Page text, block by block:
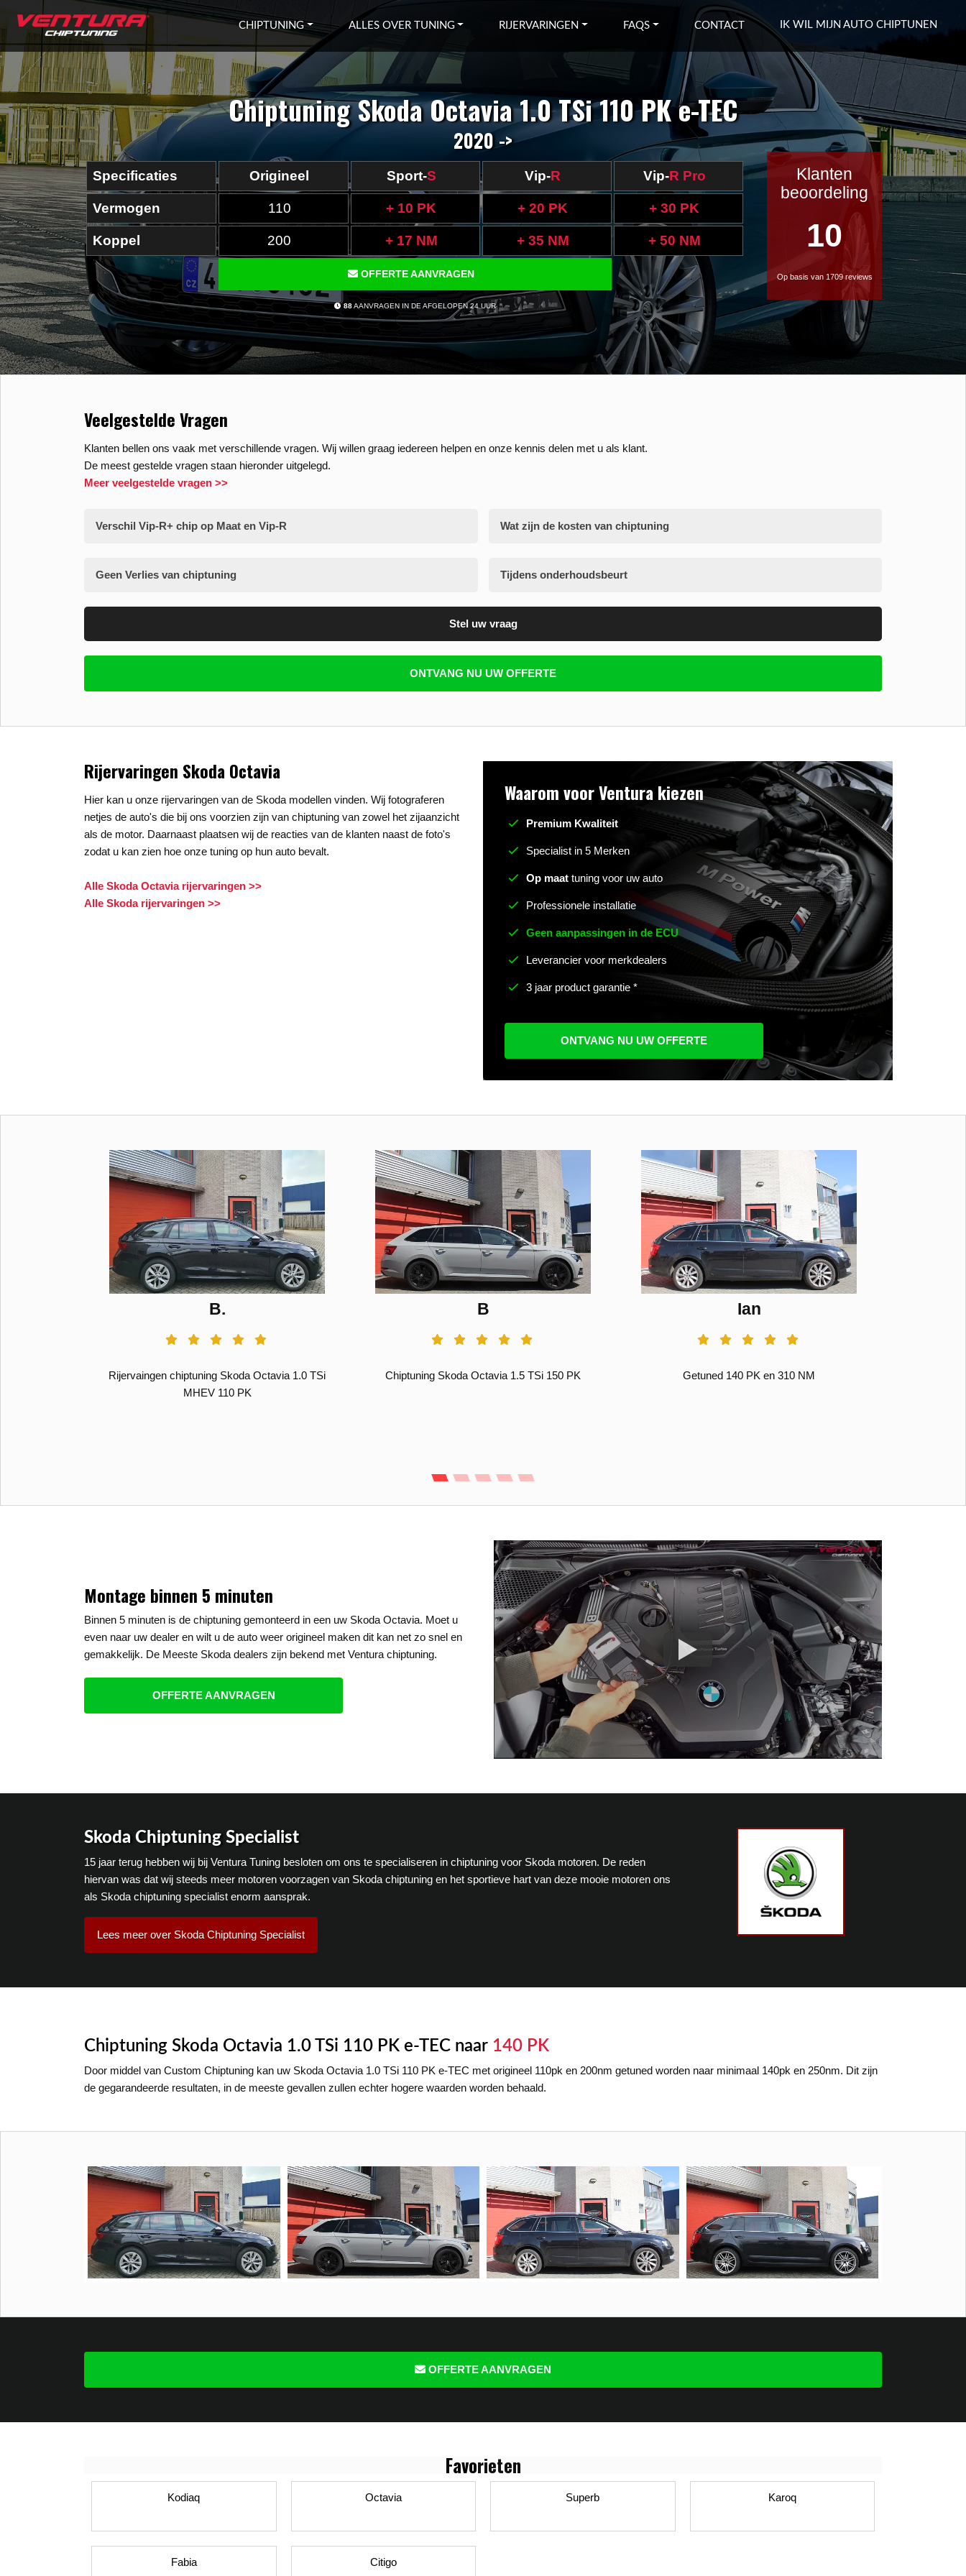
CHIPTUNING ALLES OVER TUNING RIJERVARINGEN FAQS CONTACT IK WIL MIJN AUTO CHIPTUNEN
Chiptuning Skoda Octavia 1.0 TSi 110 PK e-TEC
2020 ->
Specificaties Origineel Sport-S Vip-R Vip-R Pro
Vermogen 110 + 10 PK + 20 PK + 30 PK
Koppel 200 + 17 NM + 35 NM + 50 NM
OFFERTE AANVRAGEN
88AANVRAGEN IN DE AFGELOPEN 24 UUR
Klanten
beoordeling
10
Op basis van 1709 reviews
Veelgestelde Vragen
Klanten bellen ons vaak met verschillende vragen. Wij willen graag iedereen helpen en onze kennis delen met u als klant.
De meest gestelde vragen staan hieronder uitgelegd.
Meer veelgestelde vragen >>
Verschil Vip-R+ chip op Maat en Vip-R
Geen Verlies van chiptuning
Wat zijn de kosten van chiptuning
Tijdens onderhoudsbeurt
Stel uw vraag
E-mail*
ONTVANG NU UW OFFERTE
Rijervaringen Skoda Octavia
Hier kan u onze rijervaringen van de Skoda modellen vinden. Wij fotograferen
netjes de auto's die bij ons voorzien zijn van chiptuning van zowel het zijaanzicht
als de motor. Daarnaast plaatsen wij de reacties van de klanten naast de foto's
zodat u kan zien hoe onze tuning op hun auto bevalt.
Alle Skoda Octavia rijervaringen >>
Alle Skoda rijervaringen >>
Waarom voor Ventura kiezen
Premium Kwaliteit
Specialist in 5 Merken
Op maat tuning voor uw auto
Professionele installatie
Geen aanpassingen in de ECU
Leverancier voor merkdealers
3 jaar product garantie *
ONTVANG NU UW OFFERTE
B.
Rijervaingen chiptuning Skoda Octavia 1.0 TSi
MHEV 110 PK
B
Chiptuning Skoda Octavia 1.5 TSi 150 PK
Ian
Getuned 140 PK en 310 NM
Montage binnen 5 minuten
Binnen 5 minuten is de chiptuning gemonteerd in een uw Skoda Octavia. Moet u
even naar uw dealer en wilt u de auto weer origineel maken dit kan net zo snel en
gemakkelijk. De Meeste Skoda dealers zijn bekend met Ventura chiptuning.
OFFERTE AANVRAGEN
Skoda Chiptuning Specialist
15 jaar terug hebben wij bij Ventura Tuning besloten om ons te specialiseren in chiptuning voor Skoda motoren. De reden
hiervan was dat wij steeds meer motoren voorzagen van Skoda chiptuning en het sportieve hart van deze mooie motoren ons
als Skoda chiptuning specialist enorm aansprak.
Lees meer over Skoda Chiptuning Specialist
Chiptuning Skoda Octavia 1.0 TSi 110 PK e-TEC naar 140 PK
Door middel van Custom Chiptuning kan uw Skoda Octavia 1.0 TSi 110 PK e-TEC met origineel 110pk en 200nm getuned worden naar minimaal 140pk en 250nm. Dit zijn
de gegarandeerde resultaten, in de meeste gevallen zullen echter hogere waarden worden behaald.
OFFERTE AANVRAGEN
Favorieten
Kodiaq Octavia Superb Karoq
Fabia Citigo